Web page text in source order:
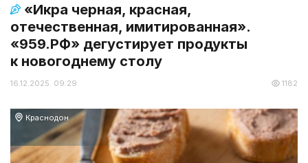
«Икра черная, красная,
отечественная, имитированная».
«959.РФ» дегустирует продукты
к новогоднему столу
16.12.2025 09:29 1182
Краснодон